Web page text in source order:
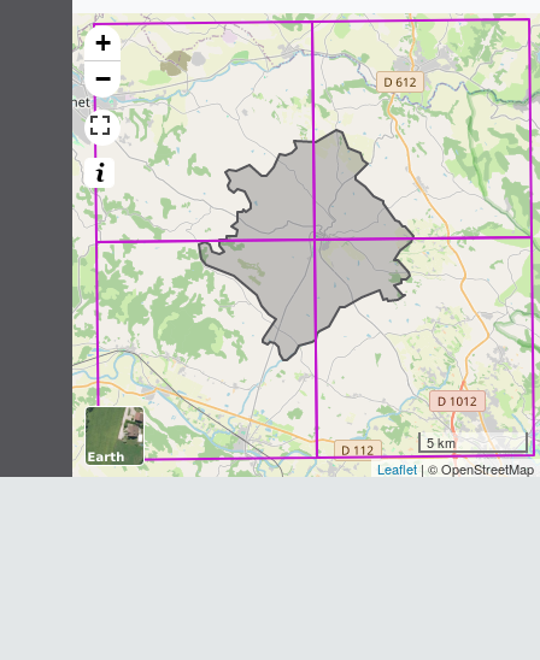
6observations
Dernière observation en
2019 Fiche espèce
Blaireau européen
Meles meles(Linnaeus, 1758)
4
observations
Dernière observation en
Fiche espèce
Fouine
Martes foina (Erxleben, 1777)
2observations
Dernière observation en2005 Fiche espèce
Rat surmulot
Rattus norvegicus
(Berkenhout,
1769)
2observations
+
−
5 km
Leaflet | © OpenStreetMap